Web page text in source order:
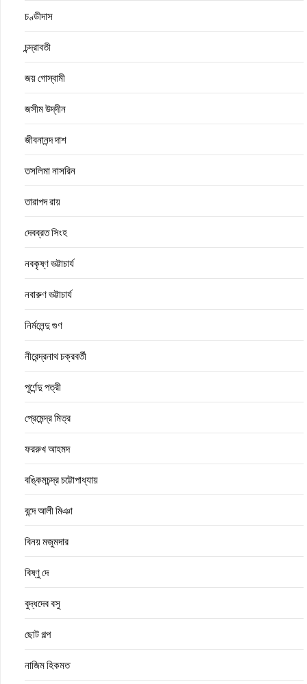
চণ্ডীদাস
চন্দ্রাবতী
জয় গোস্বামী
জসীম উদ্‌দীন
জীবনানন্দ দাশ
তসলিমা নাসরিন
তারাপদ রায়
দেবব্রত সিংহ
নবকৃষ্ণ ভট্টাচার্য
নবারুণ ভট্টাচার্য
নির্মলেন্দু গুণ
নীরেন্দ্রনাথ চক্রবর্তী
পূর্ণেন্দু পত্রী
প্রেমেন্দ্র মিত্র
ফররুখ আহমদ
বঙ্কিমচন্দ্র চট্টোপাধ্যায়
বন্দে আলী মিঞা
বিনয় মজুমদার
বিষ্ণু দে
বুদ্ধদেব বসু
ছোট গল্প
নাজিম হিকমত